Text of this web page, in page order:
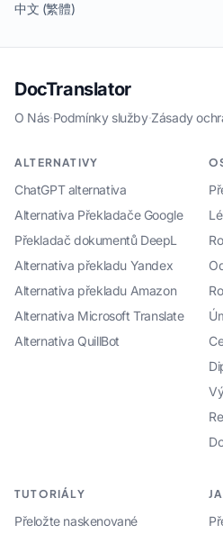
中文 (繁體)
DocTranslator
O Nás·Podmínky služby·Zásady
ALTERNATIVY
ChatGPT alternativa
Alternativa Překladače Google
Překladač dokumentů DeepL
Alternativa překladu Yandex
Alternativa překladu Amazon
Alternativa Microsoft Translate
Alternativa QuillBot
TUTORIÁLY
Přeložte naskenované